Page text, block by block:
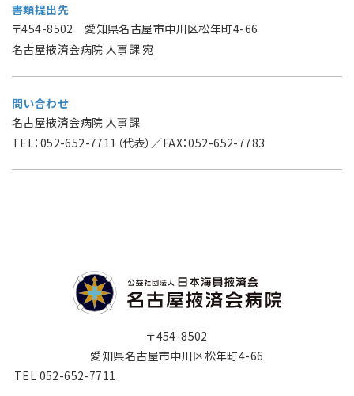
書類提出先
〒454-8502 愛知県名古屋市中川区松年町4-66
名古屋掖済会病院 人事課 宛
問い合わせ
名古屋掖済会病院 人事課
TEL：052-652-7711（代表）／FAX：052-652-7783
〒454-8502
愛知県名古屋市中川区松年町4-66
TEL 052-652-7711